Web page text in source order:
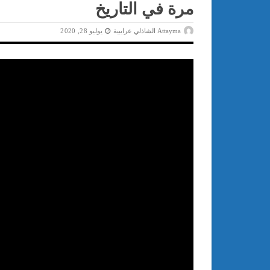
مرة في التاريخ
Attayma الشاذلي عرايبية يوليو 28, 2020